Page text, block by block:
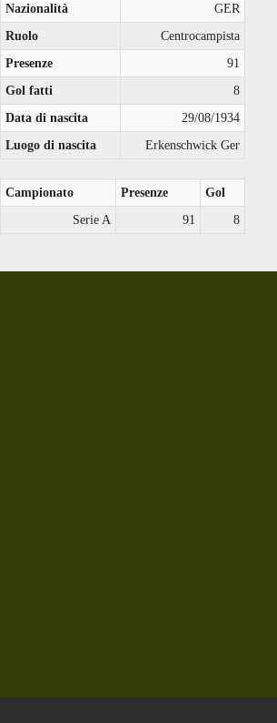
Nazionalità
GER
Ruolo
Centrocampista
Presenze
91
Gol fatti
8
Data di nascita
29/08/1934
Luogo di nascita
Erkenschwick Ger
Campionato Presenze
Gol
Serie A
91 8